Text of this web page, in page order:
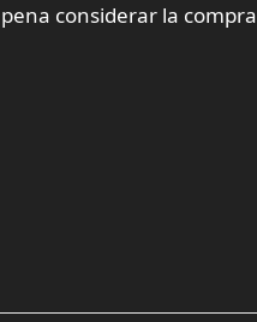
considerar la compra